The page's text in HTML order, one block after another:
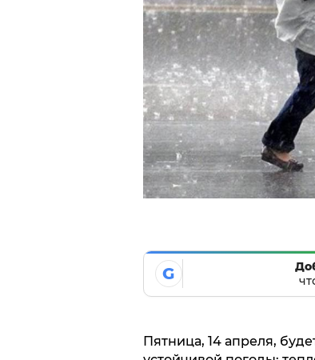
G
Пятница, 14 апреля,